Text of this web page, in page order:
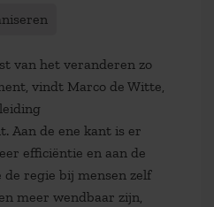
van het veranderen zo
vindt Marco de Witte,
Aan de ene kant is er
efficiëntie en aan de
regie bij mensen zelf
meer wendbaar zijn,